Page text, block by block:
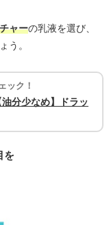
ャーの乳液を選び、
う。
ック！
分少なめ】ドラッ
を